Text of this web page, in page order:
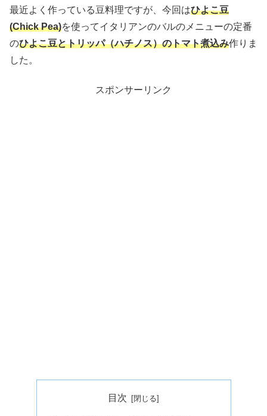
最近よく作っている豆料理ですが、今回はひよこ豆
(Chick Pea)を使ってイタリアンのバルのメニューの定番
のひよこ豆とトリッパ（ハチノス）のトマト煮込み作りま
した。
スポンサーリンク
目次